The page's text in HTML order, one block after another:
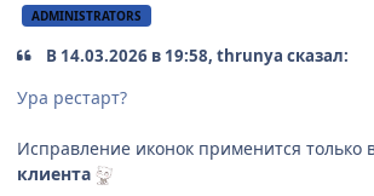
ADMINISTRATORS
В 14.03.2026 в 19:58, thrunya сказал:
Ура рестарт?
Исправление иконок применится только
клиента